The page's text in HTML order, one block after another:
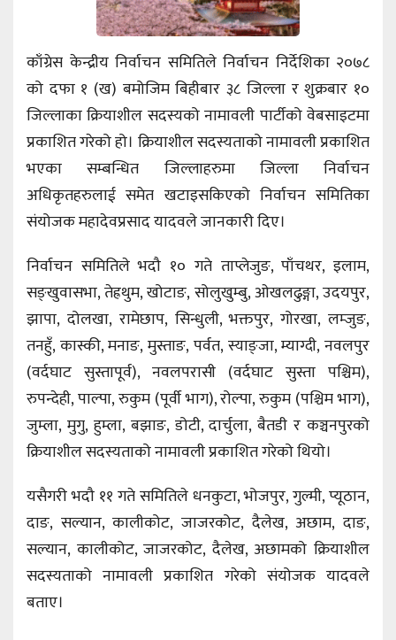
काँग्रेस केन्द्रीय निर्वाचन समितिले निर्वाचन निर्देशिका २०७८
को दफा १ (ख) बमोजिम बिहीबार ३८ जिल्ला र शुक्रबार १०
जिल्लाका क्रियाशील सदस्यको नामावली पार्टीको वेबसाइटमा
प्रकाशित गरेको हो। क्रियाशील सदस्यताको नामावली प्रकाशित
भएका सम्बन्धित जिल्लाहरुमा जिल्ला निर्वाचन
अधिकृतहरुलाई समेत खटाइसकिएको निर्वाचन समितिका
संयोजक महादेवप्रसाद यादवले जानकारी दिए।
निर्वाचन समितिले भदौ १० गते ताप्लेजुङ, पाँचथर, इलाम,
सङ्खुवासभा, तेह्रथुम, खोटाङ, सोलुखुम्बु, ओखलढुङ्गा, उदयपुर,
झापा, दोलखा, रामेछाप, सिन्धुली, भक्तपुर, गोरखा, लम्जुङ,
तनहुँ, कास्की, मनाङ, मुस्ताङ, पर्वत, स्याङ्जा, म्याग्दी, नवलपुर
(वर्दघाट सुस्तापूर्व), नवलपरासी (वर्दघाट सुस्ता पश्चिम),
रुपन्देही, पाल्पा, रुकुम (पूर्वी भाग), रोल्पा, रुकुम (पश्चिम भाग),
जुम्ला, मुगु, हुम्ला, बझाङ, डोटी, दार्चुला, बैतडी र कञ्चनपुरको
क्रियाशील सदस्यताको नामावली प्रकाशित गरेको थियो।
यसैगरी भदौ ११ गते समितिले धनकुटा, भोजपुर, गुल्मी, प्यूठान,
दाङ, सल्यान, कालीकोट, जाजरकोट, दैलेख, अछाम, दाङ,
सल्यान, कालीकोट, जाजरकोट, दैलेख, अछामको क्रियाशील
सदस्यताको नामावली प्रकाशित गरेको संयोजक यादवले
बताए।